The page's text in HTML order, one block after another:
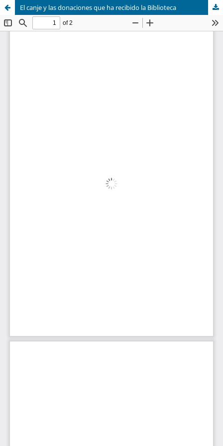
El canje y las donaciones que ha recibido la Biblioteca